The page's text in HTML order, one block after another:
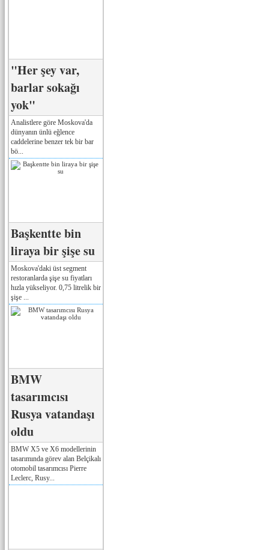
"Her şey var,
barlar sokağı
yok"
Analistlere göre Moskova'da
dünyanın ünlü eğlence
caddelerine benzer tek bir bar
bö...
Başkentte bin
liraya bir şişe su
Moskova'daki üst segment
restoranlarda şişe su fiyatları
hızla yükseliyor. 0,75 litrelik bir
şişe ...
BMW
tasarımcısı
Rusya vatandaşı
oldu
BMW X5 ve X6 modellerinin
tasarımında görev alan Belçikalı
otomobil tasarımcısı Pierre
Leclerc, Rusy...